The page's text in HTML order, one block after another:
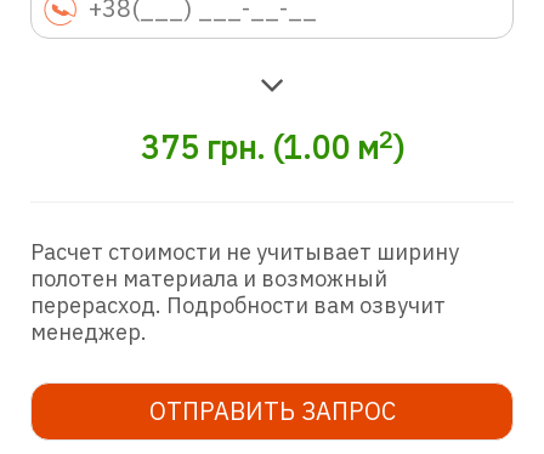
375 грн. (1.00м2)
Расчет стоимости не учитывает ширину
полотен материала и возможный
перерасход. Подробности вам озвучит
менеджер.
ОТПРАВИТЬ ЗАПРОС